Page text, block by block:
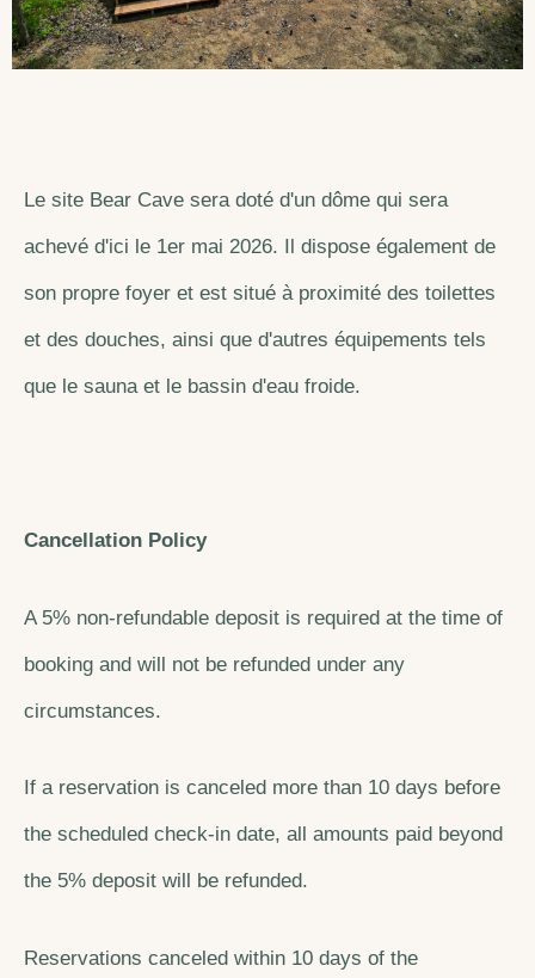
Le site Bear Cave sera doté d'un dôme qui sera
achevé d'ici le 1er mai 2026. Il dispose également de
son propre foyer et est situé à proximité des toilettes
et des douches, ainsi que d'autres équipements tels
que le sauna et le bassin d'eau froide.
Cancellation Policy
A 5% non-refundable deposit is required at the time of
booking and will not be refunded under any
circumstances.
If a reservation is canceled more than 10 days before
the scheduled check-in date, all amounts paid beyond
the 5% deposit will be refunded.
Reservations canceled within 10 days of the